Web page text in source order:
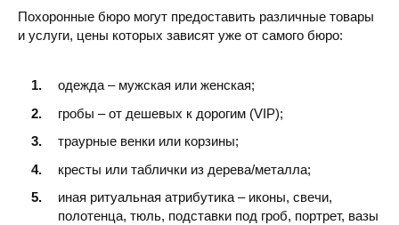
Похоронные бюро могут предоставить различные товары
и услуги, цены которых зависят уже от самого бюро:
одежда – мужская или женская;
гробы – от дешевых к дорогим (VIP);
траурные венки или корзины;
кресты или таблички из дерева/металла;
иная ритуальная атрибутика – иконы, свечи,
полотенца, тюль, подставки под гроб, портрет, вазы